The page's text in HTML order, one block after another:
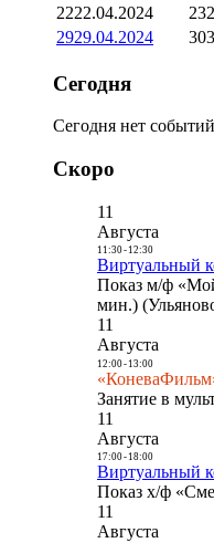
2222.04.2024 23
2929.04.2024 30
Сегодня
Сегодня нет событий
Скоро
11
Августа
11:30- 12:30
Виртуальный
Показ м/ф
мин.)
11
Августа
12:00- 13:00
Занятие в
11
Августа
17:00- 18:00
Виртуальный
Показ х/ф
11
Августа